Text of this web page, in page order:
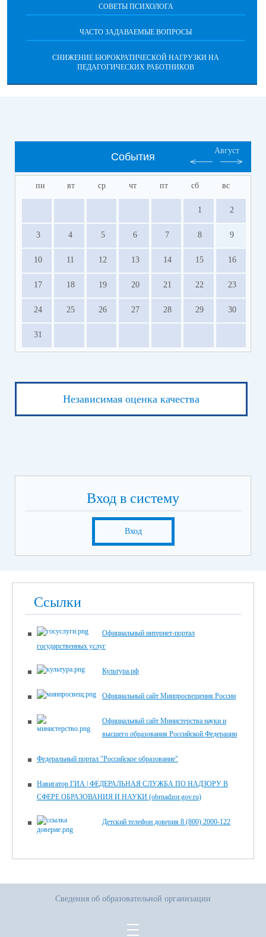
СОВЕТЫ ПСИХОЛОГА
ЧАСТО ЗАДАВАЕМЫЕ ВОПРОСЫ
СНИЖЕНИЕ БЮРОКРАТИЧЕСКОЙ НАГРУЗКИ НА
ПЕДАГОГИЧЕСКИХ РАБОТНИКОВ
События
Август
пн вт ср чт пт сб вс
1 2
3 4 5 6 7 8 9
10 11 12 13 14 15 16
17 18 19 20 21 22 23
24 25 26 27 28 29 30
31
Независимая оценка качества
Вход в систему
Вход
Ссылки
Официальный интернет-портал
государственных услуг
Культура.рф
Официальный сайт Минпросвещения России
Официальный сайт Министерства науки и
высшего образования Российской Федерации
Федеральный портал "Российское образование"
Навигатор ГИА | ФЕДЕРАЛЬНАЯ СЛУЖБА ПО НАДЗОРУ В
СФЕРЕ ОБРАЗОВАНИЯ И НАУКИ (obrnadzor.gov.ru)
Детский телефон доверия 8 (800) 2000-122
Сведения об образовательной организации